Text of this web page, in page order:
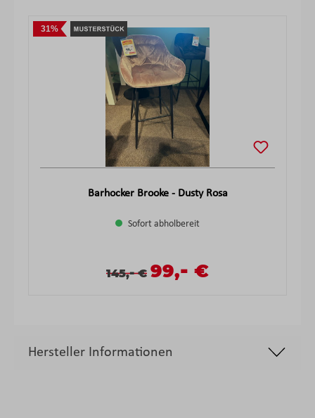
31%
Barhocker Brooke - Dusty Rosa
Sofort abholbereit
Verkaufspreis:
Regulärer Preis:
145,-€ Verkaufspreis:
99,- €
Hersteller Informationen